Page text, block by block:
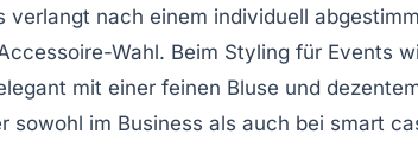
verlangt nach einem individuell
Wahl. Beim Styling für Events
mit einer feinen Bluse und
sowohl im Business als auch bei smart